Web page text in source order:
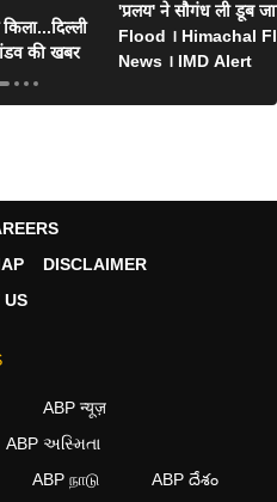
की खबर
'प्रलय' ने सौगंध ली डूब
Flood । Himachal
News । IMD Alert
DISCLAIMER
US
ABP न्यूज़
ABP અસ્મિતા
ABP நாடு ABP దేశం